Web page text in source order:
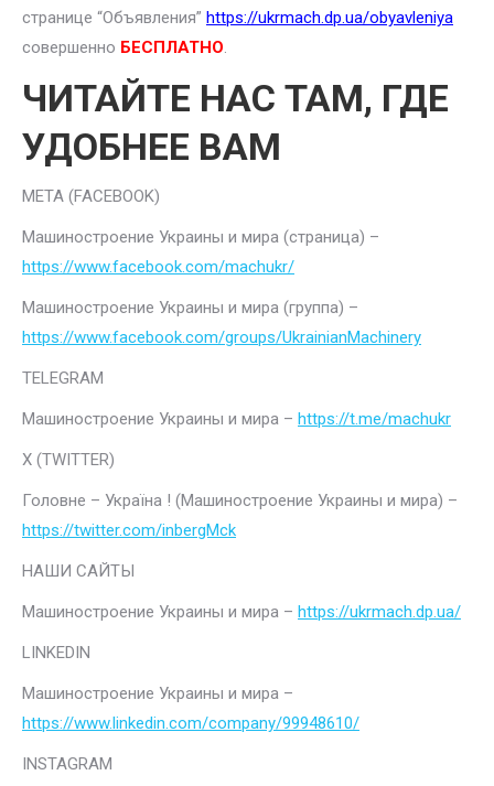
странице “Объявления” https://ukrmach.dp.ua/obyavleniya
совершенно БЕСПЛАТНО.
ЧИТАЙТЕ НАС ТАМ, ГДЕ
УДОБНЕЕ ВАМ
META (FACEBOOK)
Машиностроение Украины и мира (страница) –
https://www.facebook.com/machukr/
Машиностроение Украины и мира (группа) –
https://www.facebook.com/groups/UkrainianMachinery
TELEGRAM
Машиностроение Украины и мира – https://t.me/machukr
Х (TWITTER)
Головне – Україна ! (Машиностроение Украины и мира) –
https://twitter.com/inbergMck
НАШИ САЙТЫ
Машиностроение Украины и мира – https://ukrmach.dp.ua/
LINKEDIN
Машиностроение Украины и мира –
https://www.linkedin.com/company/99948610/
INSTAGRAM